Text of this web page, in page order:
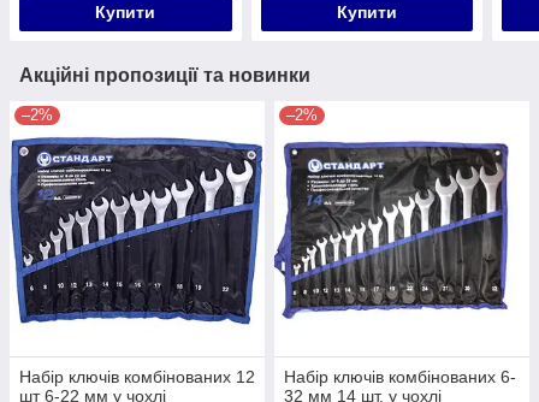
Купити Купити
Акційні пропозиції та новинки
–2%
Набір ключів комбінованих 12
шт 6-22 мм у чохлі
–2%
Набір ключів комбінованих 6-
32 мм 14 шт. у чохлі